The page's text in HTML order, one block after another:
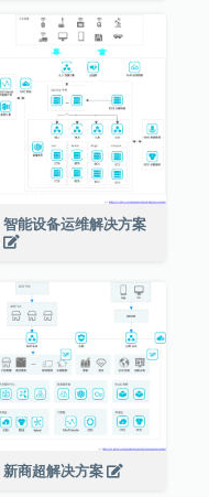
智能设备运维解决方案
新商超解决方案